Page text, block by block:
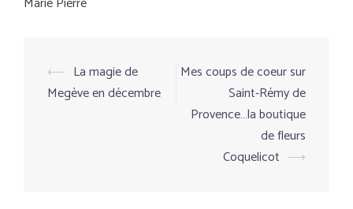
Navigation
d’article
⟵ La magie de
Megève en décembre
Mes coups de coeur sur
Saint-Rémy de
Provence…la boutique
de fleurs
Coquelicot ⟶